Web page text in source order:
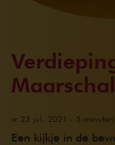
vr 23 jul. 2021 - 5 minuten
Een kijkje in de